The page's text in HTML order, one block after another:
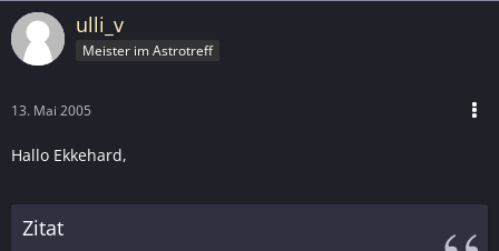
ulli_v
Meister im Astrotreff
13. Mai 2005
Hallo Ekkehard,
Zitat